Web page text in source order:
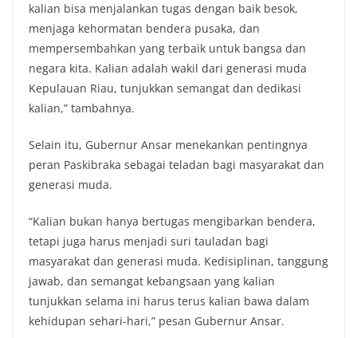
kalian bisa menjalankan tugas dengan baik besok,
menjaga kehormatan bendera pusaka, dan
mempersembahkan yang terbaik untuk bangsa dan
negara kita. Kalian adalah wakil dari generasi muda
Kepulauan Riau, tunjukkan semangat dan dedikasi
kalian,” tambahnya.
Selain itu, Gubernur Ansar menekankan pentingnya
peran Paskibraka sebagai teladan bagi masyarakat dan
generasi muda.
“Kalian bukan hanya bertugas mengibarkan bendera,
tetapi juga harus menjadi suri tauladan bagi
masyarakat dan generasi muda. Kedisiplinan, tanggung
jawab, dan semangat kebangsaan yang kalian
tunjukkan selama ini harus terus kalian bawa dalam
kehidupan sehari-hari,” pesan Gubernur Ansar.